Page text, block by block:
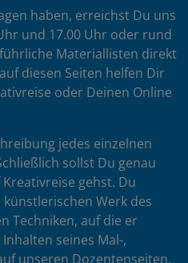
haben, erreichst Du uns
und 17.00 Uhr oder rund
Materiallisten direkt
diesen Seiten helfen Dir
oder Deinen Online
jedes einzelnen
sollst Du genau
gehst. Du
Werk des
Techniken, auf die er
seines Mal-,
unseren Dozentenseiten.